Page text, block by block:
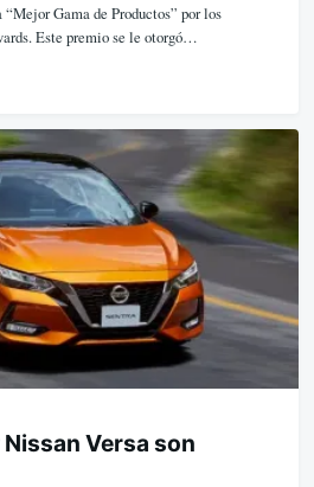
Gama de Productos” por los
Este premio se le otorgó…
Versa son